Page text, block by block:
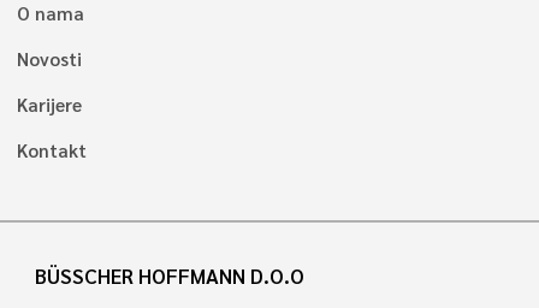
O nama
Novosti
Karijere
Kontakt
BÜSSCHER HOFFMANN D.O.O